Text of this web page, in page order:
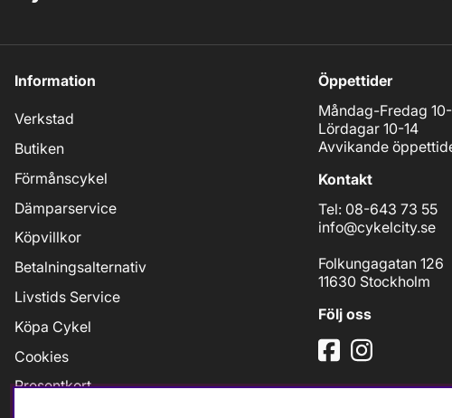
Information
Verkstad
Butiken
Förmånscykel
Dämparservice
Köpvillkor
Betalningsalternativ
Livstids Service
Köpa Cykel
Cookies
Presentkort
Öppettider
Måndag-Fredag
Lördagar 10-14
Avvikande
Kontakt
Tel: 08-643 73 55
info@cykelcity.se
Folkungagatan 126
11630 Stockholm
Följ oss